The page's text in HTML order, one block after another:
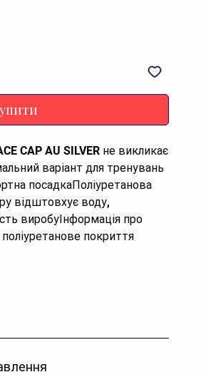
CAP AU SILVER не викликає
варіант для тренувань
посадкаПоліуретанова
відштовхує воду,
виробуІнформація про
покриття